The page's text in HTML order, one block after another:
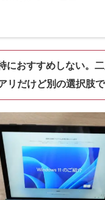
におすすめしない。
リだけど別の選択肢